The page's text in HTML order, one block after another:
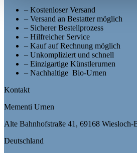
– Kostenloser Versand
– Versand an Bestatter möglich
– Sicherer Bestellprozess
– Hilfreicher Service
– Kauf auf Rechnung möglich
– Unkompliziert und schnell
– Einzigartige Künstlerurnen
– Nachhaltige Bio-Urnen
Kontakt
Mementi Urnen
Alte Bahnhofstraße 41, 69168 Wiesloch-
Deutschland